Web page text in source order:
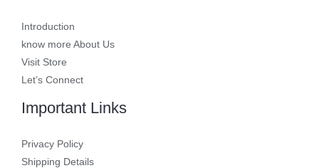
Introduction
know more About Us
Visit Store
Let’s Connect
Important Links
Privacy Policy
Shipping Details